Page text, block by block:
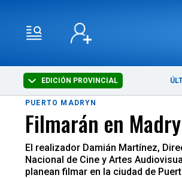
EDICIÓN PROVINCIAL
PUERTO MADRYN
Filmarán en
El realizador Damián Martínez,
Nacional de Cine y Artes
planean filmar en la ciudad de